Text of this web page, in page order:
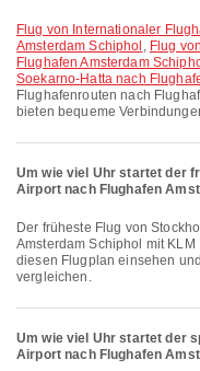
Flug von Internationaler Flughafen Kuala Lumpur nach Flughafen
Amsterdam Schiphol , Flug
Flughafen Amsterdam
Soekarno-Hatta nach
Flughafenrouten nach
bieten bequeme
Um wie viel Uhr startet der
Airport nach Flughafen
Der früheste Flug von Stockholm Arlanda Airport nach Flughafen
Amsterdam Schiphol mit
diesen Flugplan einsehen
vergleichen.
Um wie viel Uhr startet der
Airport nach Flughafen